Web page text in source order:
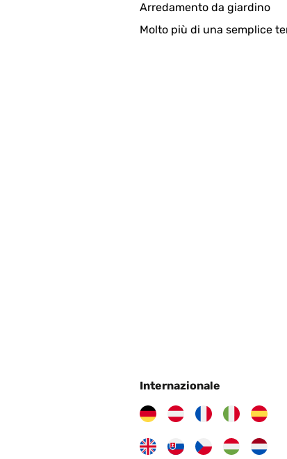
einem Quadratischen Bilderahmen dieser Art bin ich
Preis-Leistung OK. Alles in allem: sehr zufrieden.
erfüllt. Alles in Ordnung.
Arredamento da giardino
Molto più di una semplice
Internazionale